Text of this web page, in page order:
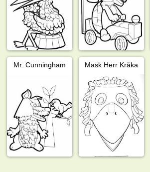
Mr. Cunningham Mask Herr Kråka